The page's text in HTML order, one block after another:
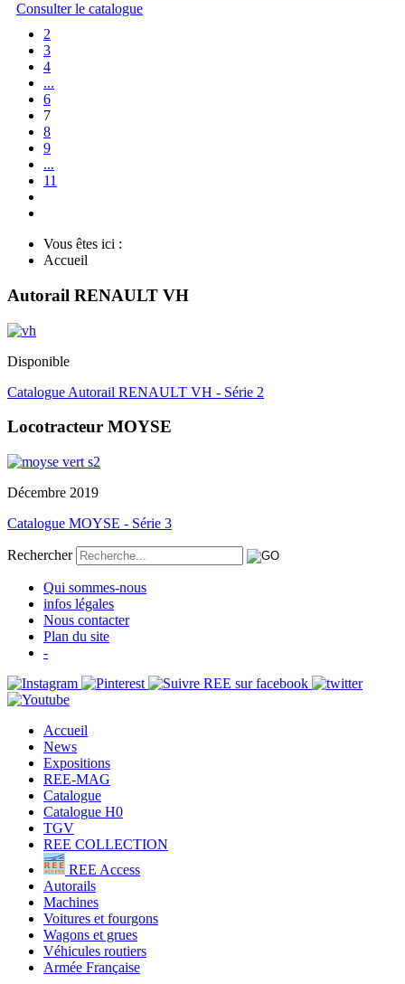
Consulter le catalogue
2
3
4
...
6
7
8
9
...
11
Vous êtes ici :
Accueil
Autorail RENAULT VH
Disponible
Catalogue Autorail RENAULT VH - Série 2
Locotracteur MOYSE
Décembre 2019
Catalogue MOYSE - Série 3
Rechercher
Qui sommes-nous
infos légales
Nous contacter
Plan du site
-
Accueil
News
Expositions
REE-MAG
Catalogue
Catalogue H0
TGV
REE COLLECTION
REE Access
Autorails
Machines
Voitures et fourgons
Wagons et grues
Véhicules routiers
Armée Française